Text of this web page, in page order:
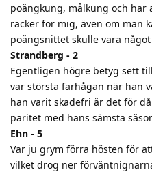
poängkung, målkung och har
räcker för mig, även om man
poängsnittet skulle vara
Strandberg - 2
Egentligen högre betyg sett
var största farhågan när han
han varit skadefri är det för
paritet med hans sämsta
Ehn - 5
Var ju grym förra hösten för
vilket drog ner